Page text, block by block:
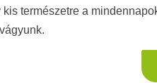
természetre a